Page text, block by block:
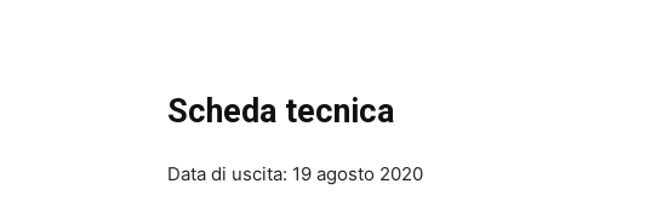
Scheda tecnica
Data di uscita: 19 agosto 2020